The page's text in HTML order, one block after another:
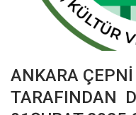
ANKARA ÇEPNİ
TARAFINDAN